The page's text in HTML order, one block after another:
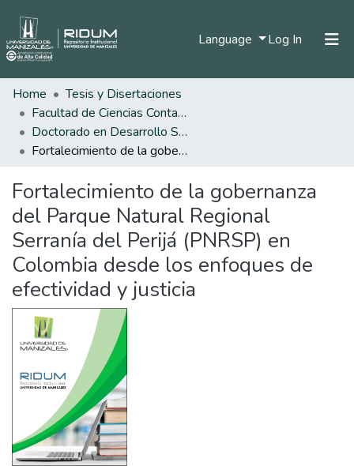
Language Log In (current)
Statistics
Home
Tesis y Disertaciones
Facultad de Ciencias Contables Económicas y Administrativas
Doctorado en Desarrollo Sostenible
Fortalecimiento de la gobernanza del Parque Natural Regional Serranía del Perijá (PNRSP) en Colombia desde los enfoques de efectividad y justicia
Fortalecimiento de la gobernanza
del Parque Natural Regional
Serranía del Perijá (PNRSP) en
Colombia desde los enfoques de
efectividad y justicia